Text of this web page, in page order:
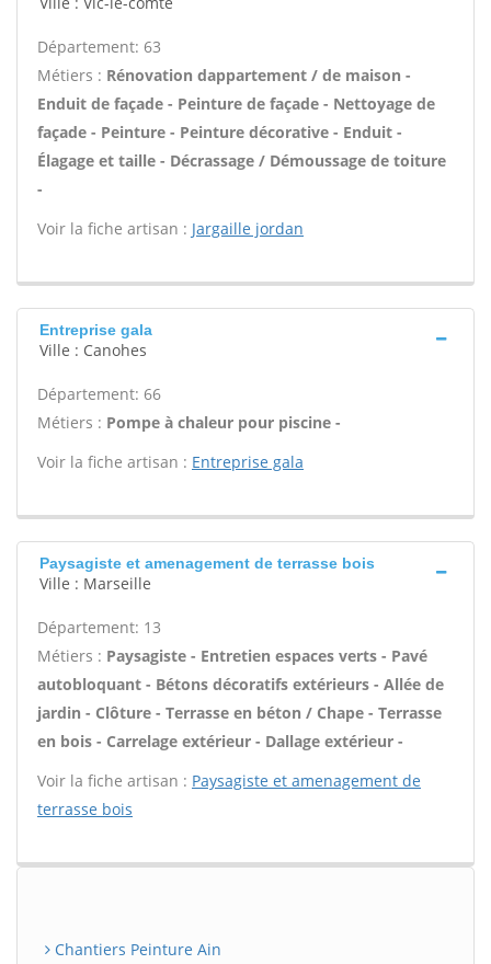
Département: 63
Métiers : Rénovation dappartement / de maison -
Enduit de façade - Peinture de façade - Nettoyage de
façade - Peinture - Peinture décorative - Enduit -
Élagage et taille - Décrassage / Démoussage de toiture
-
Voir la fiche artisan : Jargaille jordan
Entreprise gala
Ville : Canohes
Département: 66
Métiers : Pompe à chaleur pour piscine -
Voir la fiche artisan : Entreprise gala
Paysagiste et amenagement de terrasse bois
Ville : Marseille
Département: 13
Métiers : Paysagiste - Entretien espaces verts - Pavé
autobloquant - Bétons décoratifs extérieurs - Allée de
jardin - Clôture - Terrasse en béton / Chape - Terrasse
en bois - Carrelage extérieur - Dallage extérieur -
Voir la fiche artisan : Paysagiste et amenagement de
terrasse bois
Chantiers Peinture Ain